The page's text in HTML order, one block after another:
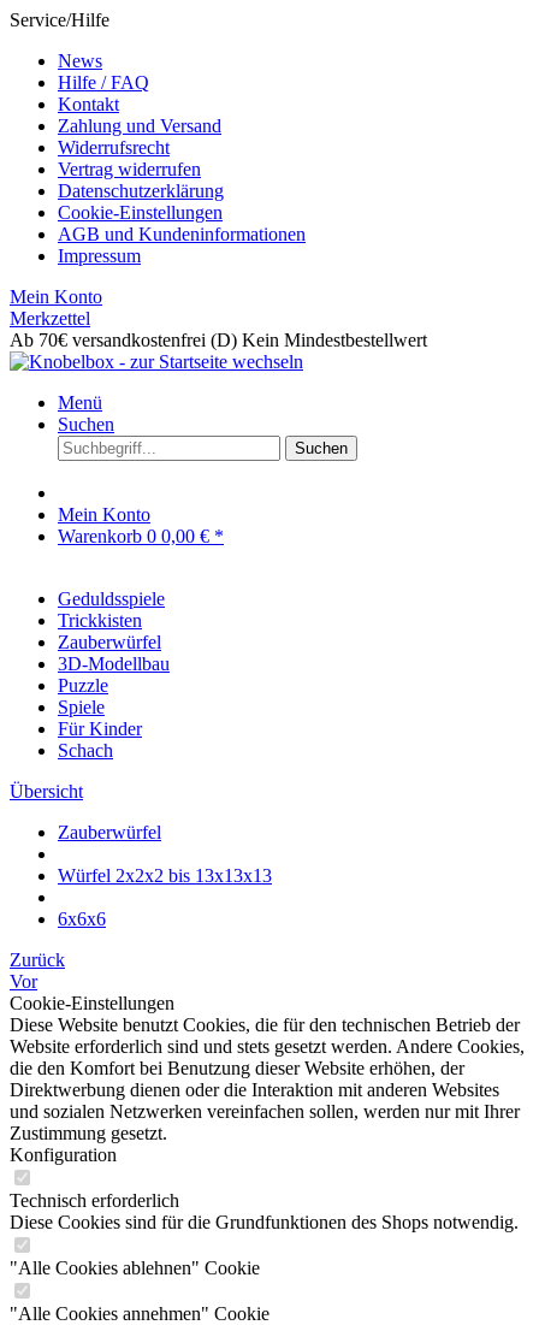
Service/Hilfe
News
Hilfe / FAQ
Kontakt
Zahlung und Versand
Widerrufsrecht
Vertrag widerrufen
Datenschutzerklärung
Cookie-Einstellungen
AGB und Kundeninformationen
Impressum
Mein Konto
Merkzettel
Ab 70€ versandkostenfrei (D) Kein Mindestbestellwert
Menü
Suchen
Suchen
Mein Konto
Warenkorb 0 0,00 € *
Geduldsspiele
Trickkisten
Zauberwürfel
3D-Modellbau
Puzzle
Spiele
Für Kinder
Schach
Übersicht
Zauberwürfel
Würfel 2x2x2 bis 13x13x13
6x6x6
Zurück
Vor
Cookie-Einstellungen
Diese Website benutzt Cookies, die für den technischen Betrieb der
Website erforderlich sind und stets gesetzt werden. Andere Cookies,
die den Komfort bei Benutzung dieser Website erhöhen, der
Direktwerbung dienen oder die Interaktion mit anderen Websites
und sozialen Netzwerken vereinfachen sollen, werden nur mit Ihrer
Zustimmung gesetzt.
Konfiguration
Technisch erforderlich
Diese Cookies sind für die Grundfunktionen des Shops notwendig.
"Alle Cookies ablehnen" Cookie
"Alle Cookies annehmen" Cookie